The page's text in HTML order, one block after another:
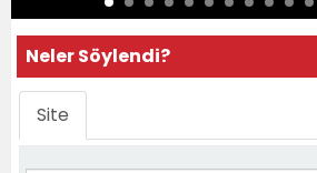
Neler Söylendi?
Site